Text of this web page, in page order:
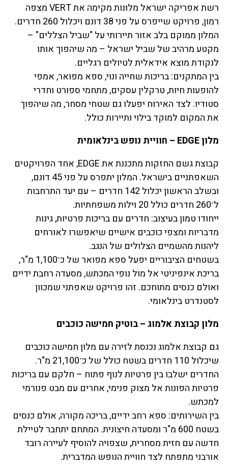
רשת אפריקה ישראל מלונות מקימה את VERT מצפה
רמון, פרויקט שייפרס על פני 38 דונם ויכלול 260 חדרים.
המלון ממוקם בלב אזור תיירותי על "שביל הצללים" –
מקטע מרהיב של שביל ישראל – מה שיהפוך אותו
לנקודת מוצא אידאלית לטיולים רגליים.
בין המתקנים: בריכות שחייה ונוי, ספא מפואר, אמפי
להופעות חיות, טרקלין עסקים, מתחמי ספורט וחדרי
סטודיו. לצד האירוח יפעלו גם שטחי מסחר, מה שיהפוך
את המקום למוקד בילוי ותיירות כולל.
מלון EDGE – חוויית נופש בינלאומית
קבוצת גשם החזקות מתכננת את EDGE, אחד הפרויקטים
השאפתניים בישראל. המלון יתפרס על פני 45 דונם,
ובשלב הראשון יכלול 142 חדרים – עם יעד התרחבות
ל־260 חדרים כולל 20 וילות משפחתיות.
ייחודו טמון בעיצוב: חדרים עם בריכות פרטיות, גינות
מדבריות ומצפי כוכבים אישיים שיאפשרו לאורחים
ליהנות מהשמיים הצלולים של הנגב.
בשטחים הציבוריים יפעל ספא מפואר של כ־1,100 מ"ר,
בריכת אינפיניטי אל מול נופי המכתש, מסעדה רחבת ידיים
ואולם כנסים מתוחכם. זהו פרויקט שאפתני שמכוון
לסטנדרט בינלאומי.
מלון קבוצת אלמוג – בוטיק חמישה כוכבים
גם קבוצת אלמוג נכנסת לזירה עם מלון חמישה כוכבים
שיכלול 110 חדרים בשטח כולל של כ־21,100 מ"ר.
החדרים ישלבו בין פרטיות לנוף פתוח – חלקם עם בריכות
פרטיות הפונות אל מצוק פנימי, אחרים עם מבט פנורמי
למכתש.
בין השירותים: ספא רחב ידיים, בריכה מקורה, אולם כנסים
בשטח 600 מ"ר ומסעדה חיצונית. המתחם יתחבר לטיילת
חדשה עם חזית מסחרית, שצפויה להוסיף לעיירה רובד
אורבני מתפתח לצד חוויית הנופש המדברית.